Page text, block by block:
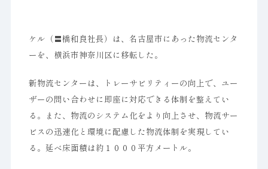
ケル（〓橋和良社長）は、名古屋市にあった物流センタ
ーを、横浜市神奈川区に移転した。
新物流センターは、トレーサビリティーの向上で、ユー
ザーの問い合わせに即座に対応できる体制を整えてい
る。また、物流のシステム化をより向上させ、物流サー
ビスの迅速化と環境に配慮した物流体制を実現してい
る。延べ床面積は約１０００平方メートル。